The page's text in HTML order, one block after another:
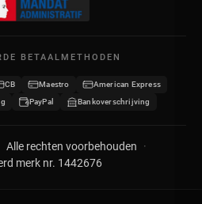
BETAALMETHODEN
CB Maestro
American Express
PayPal Bankoverschrijving
Alle rechten voorbehouden
·
merk nr. 1442676